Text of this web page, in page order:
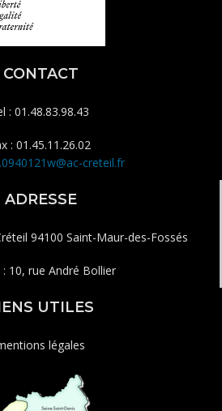
CONTACT
: 01.48.83.98.43
: 01.45.11.26.02
creteil.fr
ADRESSE
94100 Saint-Maur-des-Fossés
: 10, rue André Bollier
UTILES
légales